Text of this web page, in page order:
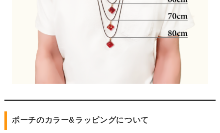
ポーチのカラー&ラッピングについて